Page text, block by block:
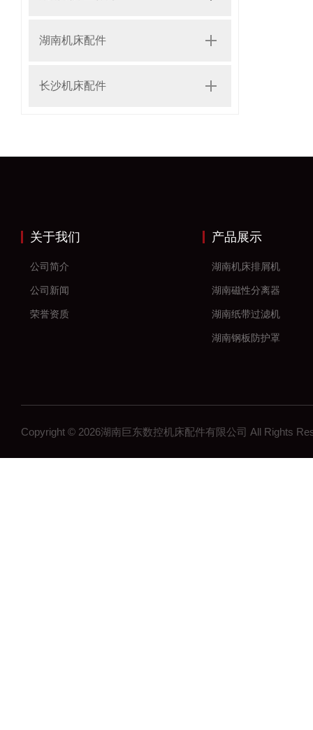
湖南机床配件
长沙机床配件
关于我们
公司简介
公司新闻
荣誉资质
产品展示
湖南机床排屑机
湖南磁性分离器
湖南纸带过滤机
湖南钢板防护罩
湖南塑料拖链
湖南钢制拖链
湖南机床工作灯
Copyright © 2026湖南巨东数控机床配件有限公司 All Rights